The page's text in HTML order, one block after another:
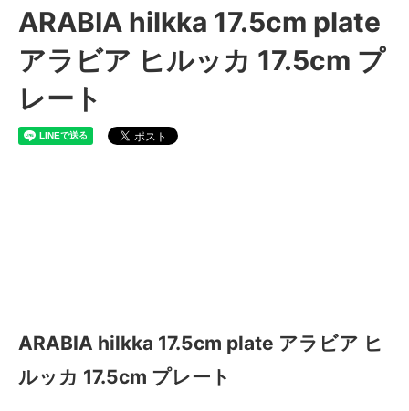
ARABIA hilkka 17.5cm plate
アラビア ヒルッカ 17.5cm プ
レート
ARABIA hilkka 17.5cm plate アラビア ヒ
ルッカ 17.5cm プレート